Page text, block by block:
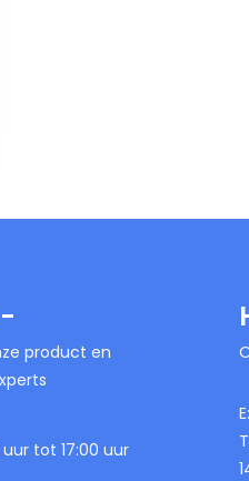
product en
tot 17:00 uur
E: